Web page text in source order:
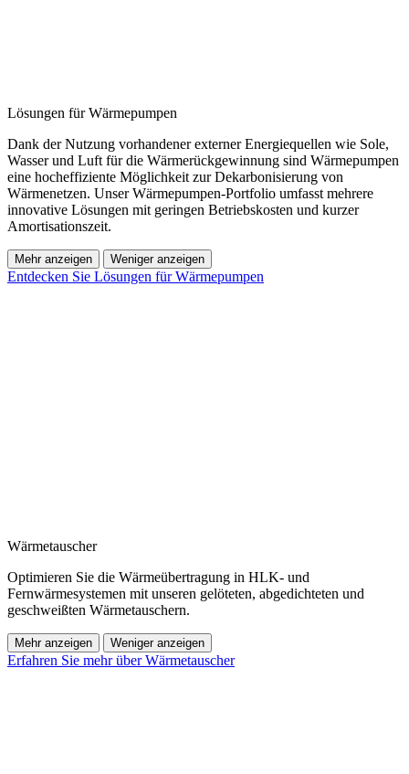
Lösungen für Wärmepumpen
Dank der Nutzung vorhandener externer Energiequellen wie Sole,
Wasser und Luft für die Wärmerückgewinnung sind Wärmepumpen
eine hocheffiziente Möglichkeit zur Dekarbonisierung von
Wärmenetzen. Unser Wärmepumpen-Portfolio umfasst mehrere
innovative Lösungen mit geringen Betriebskosten und kurzer
Amortisationszeit.
Mehr anzeigen Weniger anzeigen
Entdecken Sie Lösungen für Wärmepumpen
Wärmetauscher
Optimieren Sie die Wärmeübertragung in HLK- und
Fernwärmesystemen mit unseren gelöteten, abgedichteten und
geschweißten Wärmetauschern.
Mehr anzeigen Weniger anzeigen
Erfahren Sie mehr über Wärmetauscher